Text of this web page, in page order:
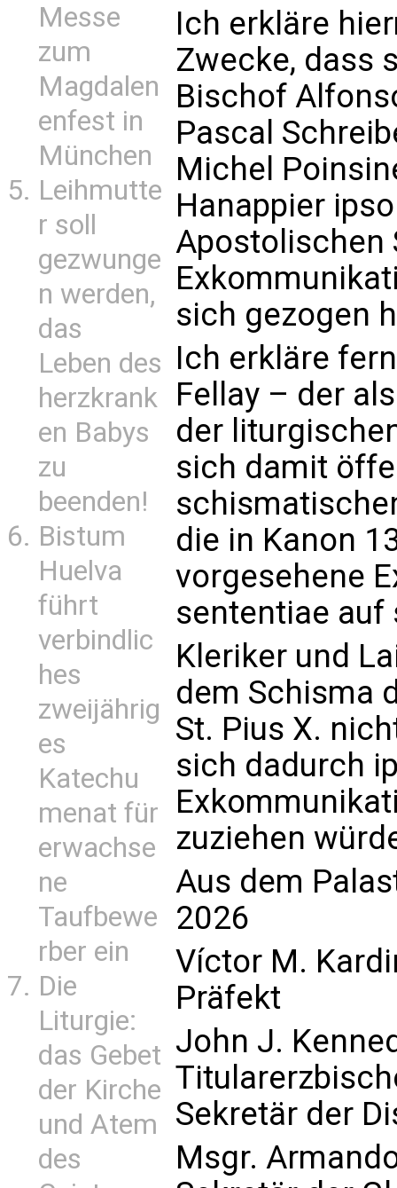
Messe
zum
Magdalen
enfest in
München
Leihmutte
r soll
gezwunge
n werden,
das
Leben des
herzkrank
en Babys
zu
beenden!
Bistum
Huelva
führt
verbindlic
hes
zweijährig
es
Katechu
menat für
erwachse
ne
Taufbewe
rber ein
Die
Liturgie:
das Gebet
der Kirche
und Atem
des
Ich erkläre
Zwecke, dass
Bischof
Pascal
Michel
Hanappier
Apostolischen
sich gezogen
Ich erkläre
Fellay – der
der
sich damit
die in Kanon
vorgesehene
sententiae auf
Kleriker und
dem Schisma
St. Pius X.
sich dadurch
zuziehen
Aus dem
2026
Víctor M.
Präfekt
John J.
Sekretär der
Msgr.